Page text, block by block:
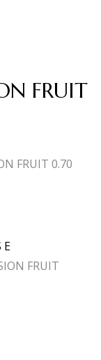
FRUIT
FRUIT 0.70
E
FRUIT